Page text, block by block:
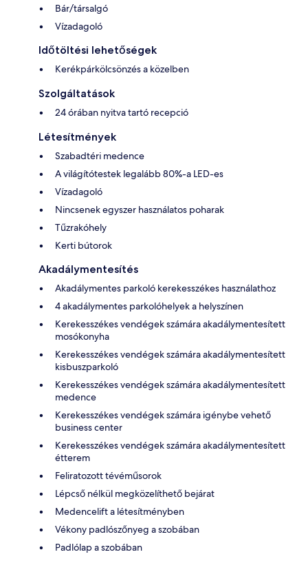
Bár/társalgó
Vízadagoló
Időtöltési lehetőségek
Kerékpárkölcsönzés a közelben
Szolgáltatások
24 órában nyitva tartó recepció
Létesítmények
Szabadtéri medence
A világítótestek legalább 80%-a LED-es
Vízadagoló
Nincsenek egyszer használatos poharak
Tűzrakóhely
Kerti bútorok
Akadálymentesítés
Akadálymentes parkoló kerekesszékes használathoz
4 akadálymentes parkolóhelyek a helyszínen
Kerekesszékes vendégek számára akadálymentesített
mosókonyha
Kerekesszékes vendégek számára akadálymentesített
kisbuszparkoló
Kerekesszékes vendégek számára akadálymentesített
medence
Kerekesszékes vendégek számára igénybe vehető
business center
Kerekesszékes vendégek számára akadálymentesített
étterem
Feliratozott tévéműsorok
Lépcső nélkül megközelíthető bejárat
Medencelift a létesítményben
Vékony padlószőnyeg a szobában
Padlólap a szobában